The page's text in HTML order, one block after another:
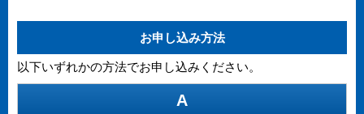
お申し込み方法
以下いずれかの方法でお申し込みください。
A